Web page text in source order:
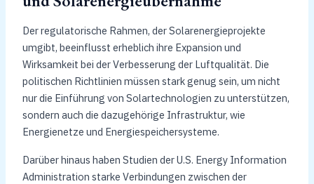
Der regulatorische Rahmen, der Solarenergieprojekte
umgibt, beeinflusst erheblich ihre Expansion und
Wirksamkeit bei der Verbesserung der Luftqualität. Die
politischen Richtlinien müssen stark genug sein, um nicht
nur die Einführung von Solartechnologien zu unterstützen,
sondern auch die dazugehörige Infrastruktur, wie
Energienetze und Energiespeichersysteme.
Darüber hinaus haben Studien der U.S. Energy Information
Administration starke Verbindungen zwischen der